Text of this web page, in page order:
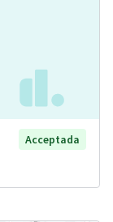
Acceptada